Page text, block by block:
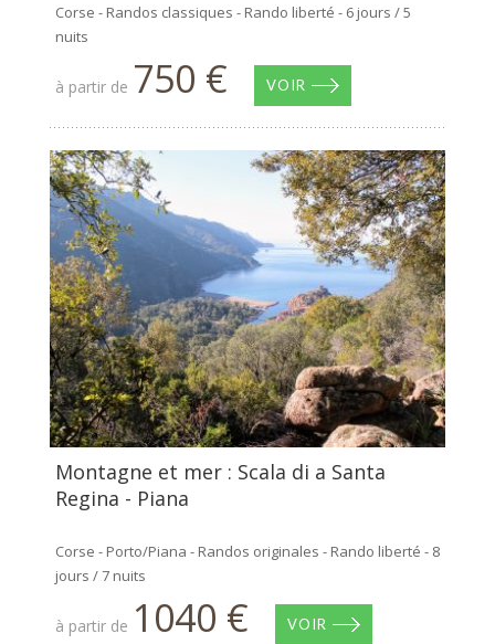
Corse - Randos classiques - Rando liberté - 6 jours / 5
nuits
à partir de 750 € VOIR
Montagne et mer : Scala di a Santa
Regina - Piana
Corse - Porto/Piana - Randos originales - Rando liberté - 8
jours / 7 nuits
à partir de 1040 € VOIR